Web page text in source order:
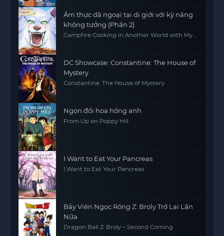
Ẩm thực dã ngoại tại dị giới với kỹ năng
không tưởng (Phần 2)
Campfire Cooking in Another World with My
DC Showcase: Constantine: The House of
Mystery
Constantine: The House of Mystery
Ngọn đồi hoa hồng anh
From Up on Poppy Hill
I Want to Eat Your Pancreas
I Want to Eat Your Pancreas
Bảy Viên Ngọc Rồng Z: Broly Trở Lại Lần
Nữa
Dragon Ball Z: Broly – Second Coming